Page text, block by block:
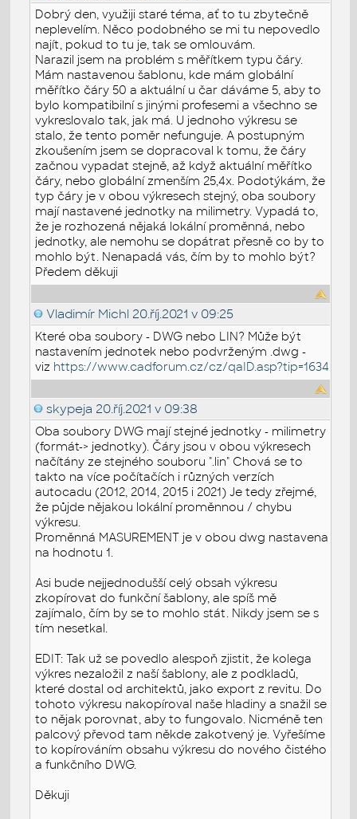
Dobrý den, využiji staré téma, ať to tu zbytečně
neplevelím. Něco podobného se mi tu nepovedlo
najít, pokud to tu je, tak se omlouvám.
Narazil jsem na problém s měřítkem typu čáry.
Mám nastavenou šablonu, kde mám globální
měřítko čáry 50 a aktuální u čar dáváme 5, aby to
bylo kompatibilní s jinými profesemi a všechno se
vykreslovalo tak, jak má. U jednoho výkresu se
stalo, že tento poměr nefunguje. A postupným
zkoušením jsem se dopracoval k tomu, že čáry
začnou vypadat stejně, až když aktuální měřítko
čáry, nebo globální zmenším 25,4x. Podotýkám, že
typ čáry je v obou výkresech stejný, oba soubory
mají nastavené jednotky na milimetry. Vypadá to,
že je rozhozená nějaká lokální proměnná, nebo
jednotky, ale nemohu se dopátrat přesně co by to
mohlo být. Nenapadá vás, čím by to mohlo být?
Předem děkuji
Vladimír Michl 20.říj.2021 v 09:25
Které oba soubory - DWG nebo LIN? Může být
nastavením jednotek nebo podvrženým .dwg -
viz https://www.cadforum.cz/cz/qaID.asp?tip=1634
skypeja 20.říj.2021 v 09:38
Oba soubory DWG mají stejné jednotky - milimetry
(formát-> jednotky). Čáry jsou v obou výkresech
načítány ze stejného souboru ".lin" Chová se to
takto na více počítačích i různých verzích
autocadu (2012, 2014, 2015 i 2021) Je tedy zřejmé,
že půjde nějakou lokální proměnnou / chybu
výkresu.
Proměnná MASUREMENT je v obou dwg nastavena
na hodnotu 1.
Asi bude nejjednodušší celý obsah výkresu
zkopírovat do funkční šablony, ale spíš mě
zajímalo, čím by se to mohlo stát. Nikdy jsem se s
tím nesetkal.
EDIT: Tak už se povedlo alespoň zjistit, že kolega
výkres nezaložil z naší šablony, ale z podkladů,
které dostal od architektů, jako export z revitu. Do
tohoto výkresu nakopíroval naše hladiny a snažil se
to nějak porovnat, aby to fungovalo. Nicméně ten
palcový převod tam někde zakotvený je. Vyřešíme
to kopírováním obsahu výkresu do nového čistého
a funkčního DWG.
Děkuji